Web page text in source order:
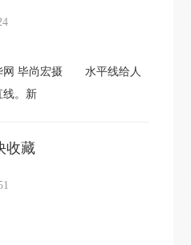
网 毕尚宏摄 水平线给人
线。新
收藏